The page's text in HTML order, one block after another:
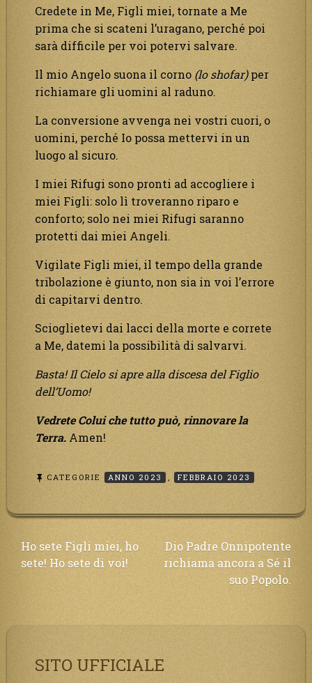
Credete in Me, Figli miei, tornate a Me
prima che si scateni l’uragano, perché poi
sarà difficile per voi potervi salvare.
Il mio Angelo suona il corno (lo shofar)per
richiamare gli uomini al raduno.
La conversione avvenga nei vostri cuori, o
uomini, perché Io possa mettervi in un
luogo al sicuro.
I miei Rifugi sono pronti ad accogliere i
miei Figli: solo lì troveranno riparo e
conforto; solo nei miei Rifugi saranno
protetti dai miei Angeli.
Vigilate Figli miei, il tempo della grande
tribolazione è giunto, non sia in voi l’errore
di capitarvi dentro.
Scioglietevi dai lacci della morte e correte
a Me, datemi la possibilità di salvarvi.
Basta! Il Cielo si apre alla discesa del Figlio
dell’Uomo!
VedreteColui che tutto può, rinnovare la
Terra. Amen!
CATEGORIE ANNO 2023 , FEBBRAIO 2023
Navigazione
articoli
Ho sete Figli miei, ho
sete! Ho sete di voi!
Dio Padre Onnipotente
richiama ancora a Sé il
suo Popolo.
SITO UFFICIALE